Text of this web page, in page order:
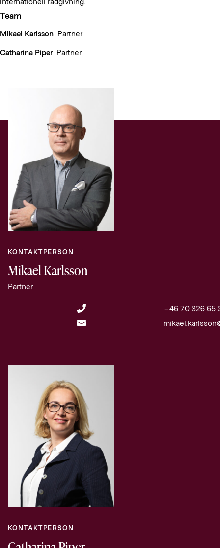
Team
Mikael Karlsson Partner
Catharina Piper Partner
KONTAKTPERSON
Mikael Karlsson
Partner
+46 70 326 65
KONTAKTPERSON